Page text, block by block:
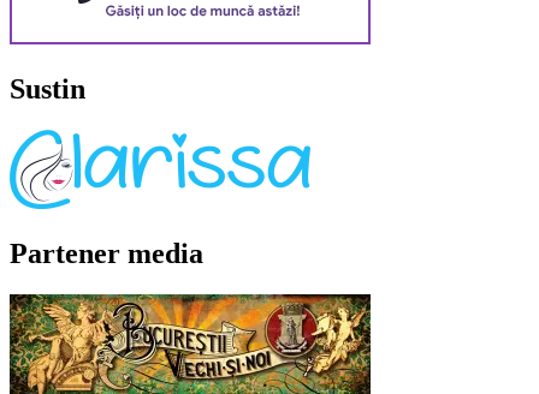
Sustin
Partener media